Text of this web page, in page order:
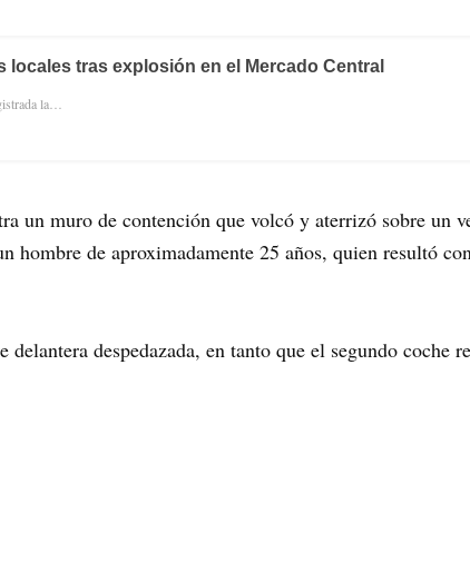
tras explosión en el Mercado Central
la…
un muro de contención que volcó y aterrizó sobre un
de aproximadamente 25 años, quien resultó
despedazada, en tanto que el segundo coche